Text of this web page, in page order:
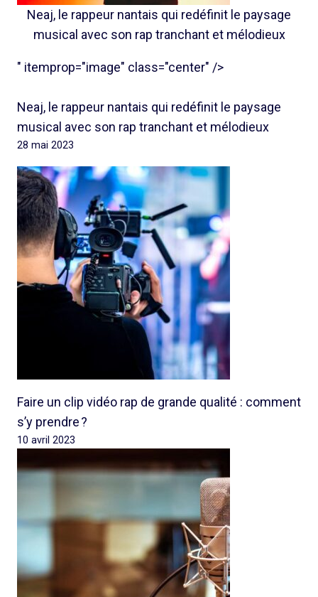
Neaj, le rappeur nantais qui redéfinit le paysage
musical avec son rap tranchant et mélodieux
" itemprop="image" class="center" />
Neaj, le rappeur nantais qui redéfinit le paysage
musical avec son rap tranchant et mélodieux
28 mai 2023
Faire un clip vidéo rap de grande qualité : comment
s’y prendre ?
10 avril 2023